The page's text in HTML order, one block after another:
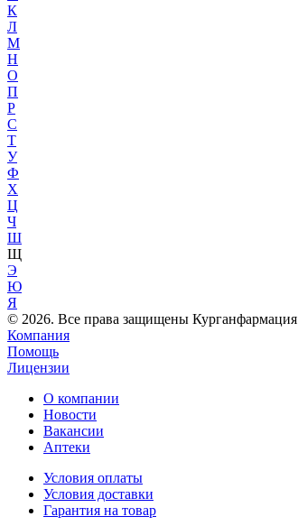
К
Л
М
Н
О
П
Р
С
Т
У
Ф
Х
Ц
Ч
Ш
Щ
Э
Ю
Я
© 2026. Все права защищены Курганфармация
Компания
Помощь
Лицензии
О компании
Новости
Вакансии
Аптеки
Условия оплаты
Условия доставки
Гарантия на товар